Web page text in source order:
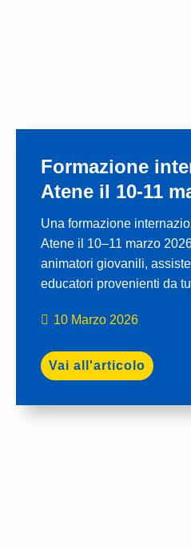
Formazione
Atene il 10-11
Una formazione
Atene il 10–11 marzo
animatori giovanili,
educatori provenienti da
10 Marzo 2026
Vai all'articolo